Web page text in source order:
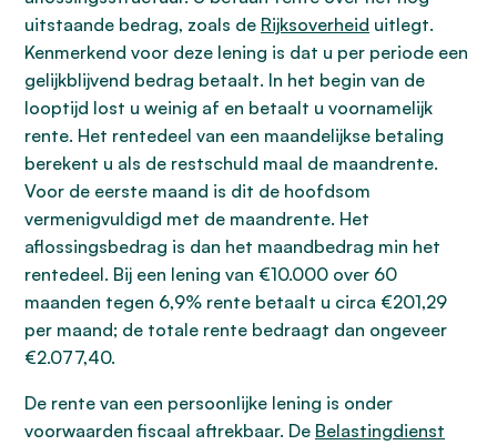
uitstaande bedrag, zoals de Rijksoverheid uitlegt.
Kenmerkend voor deze lening is dat u per periode een
gelijkblijvend bedrag betaalt. In het begin van de
looptijd lost u weinig af en betaalt u voornamelijk
rente. Het rentedeel van een maandelijkse betaling
berekent u als de restschuld maal de maandrente.
Voor de eerste maand is dit de hoofdsom
vermenigvuldigd met de maandrente. Het
aflossingsbedrag is dan het maandbedrag min het
rentedeel. Bij een lening van €10.000 over 60
maanden tegen 6,9% rente betaalt u circa €201,29
per maand; de totale rente bedraagt dan ongeveer
€2.077,40.
De rente van een persoonlijke lening is onder
voorwaarden fiscaal aftrekbaar. De Belastingdienst